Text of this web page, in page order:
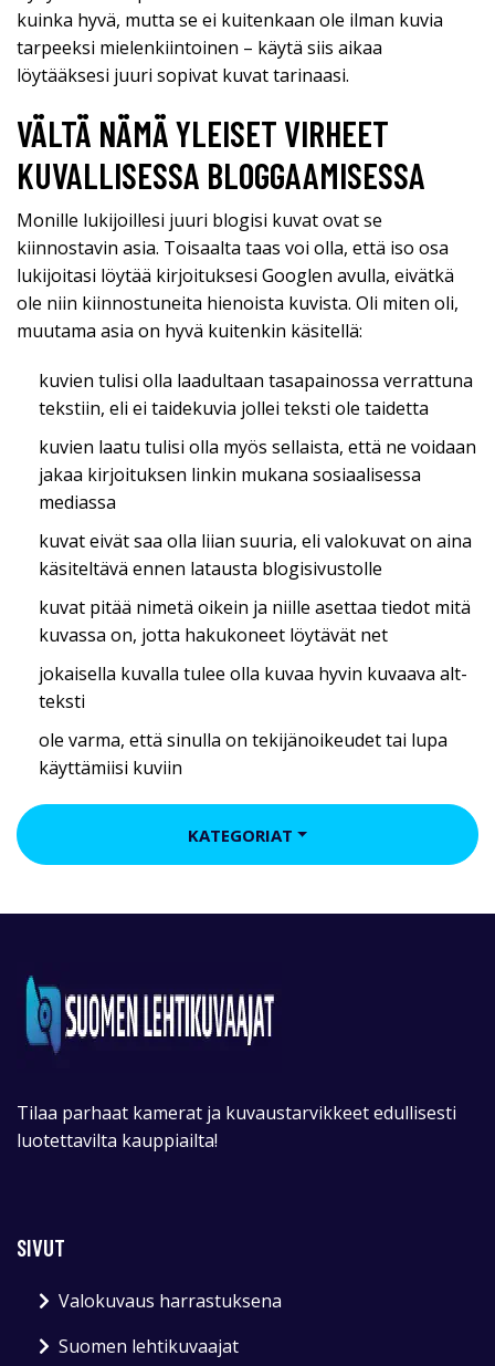
kuinka hyvä, mutta se ei kuitenkaan ole ilman kuvia
tarpeeksi mielenkiintoinen – käytä siis aikaa
löytääksesi juuri sopivat kuvat tarinaasi.
VÄLTÄ NÄMÄ YLEISET VIRHEET
KUVALLISESSA BLOGGAAMISESSA
Monille lukijoillesi juuri blogisi kuvat ovat se
kiinnostavin asia. Toisaalta taas voi olla, että iso osa
lukijoitasi löytää kirjoituksesi Googlen avulla, eivätkä
ole niin kiinnostuneita hienoista kuvista. Oli miten oli,
muutama asia on hyvä kuitenkin käsitellä:
kuvien tulisi olla laadultaan tasapainossa verrattuna
tekstiin, eli ei taidekuvia jollei teksti ole taidetta
kuvien laatu tulisi olla myös sellaista, että ne voidaan
jakaa kirjoituksen linkin mukana sosiaalisessa
mediassa
kuvat eivät saa olla liian suuria, eli valokuvat on aina
käsiteltävä ennen latausta blogisivustolle
kuvat pitää nimetä oikein ja niille asettaa tiedot mitä
kuvassa on, jotta hakukoneet löytävät net
jokaisella kuvalla tulee olla kuvaa hyvin kuvaava alt-
teksti
ole varma, että sinulla on tekijänoikeudet tai lupa
käyttämiisi kuviin
KATEGORIAT
Tilaa parhaat kamerat ja kuvaustarvikkeet edullisesti
luotettavilta kauppiailta!
SIVUT
Valokuvaus harrastuksena
Suomen lehtikuvaajat